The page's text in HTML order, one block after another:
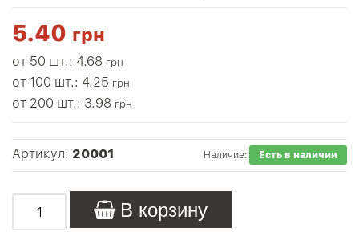
5.40 грн
от 50 шт.: 4.68 грн
от 100 шт.: 4.25 грн
от 200 шт.: 3.98 грн
Артикул: 20001 Наличие: Есть в наличии
В корзину